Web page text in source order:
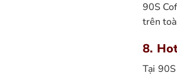
90S
trên
8.
Tại